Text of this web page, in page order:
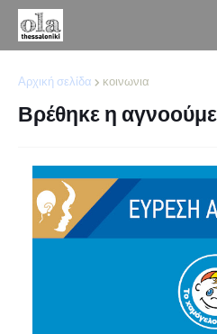
Αρχική σελίδα κοινωνια
Βρέθηκε η